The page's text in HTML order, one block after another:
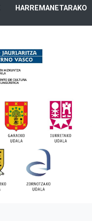
HARREMANETARAKO